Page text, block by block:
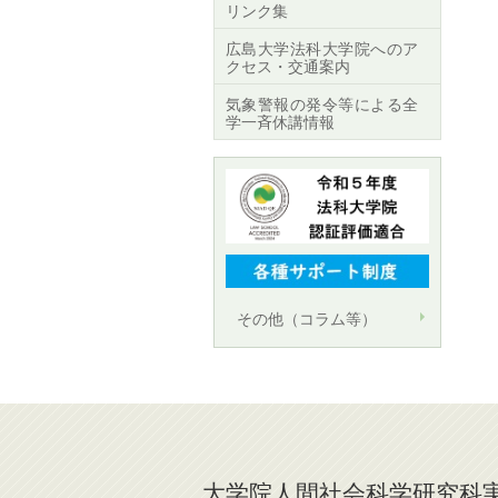
リンク集
広島大学法科大学院へのア
クセス・交通案内
気象警報の発令等による全
学一斉休講情報
その他（コラム等）
大学院人間社会科学研究科